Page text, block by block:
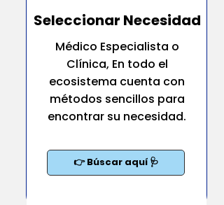
Seleccionar Necesidad
Médico Especialista o
Clínica, En todo el
ecosistema cuenta con
métodos sencillos para
encontrar su necesidad.
👉 Búscar aquí 🩺